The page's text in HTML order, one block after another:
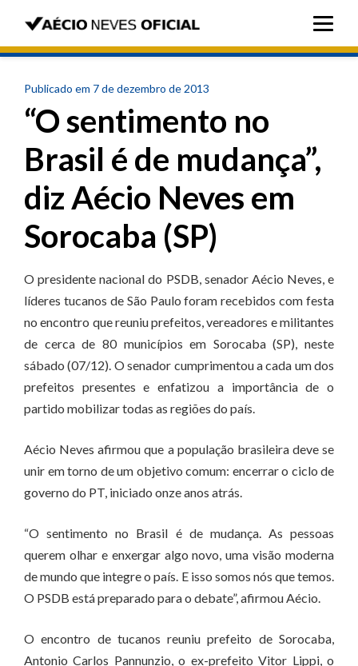
Publicado em 7 de dezembro de 2013
“O sentimento no
Brasil é de mudança”,
diz Aécio Neves em
Sorocaba (SP)
O presidente nacional do PSDB, senador Aécio Neves, e
líderes tucanos de São Paulo foram recebidos com festa
no encontro que reuniu prefeitos, vereadores e militantes
de cerca de 80 municípios em Sorocaba (SP), neste
sábado (07/12). O senador cumprimentou a cada um dos
prefeitos presentes e enfatizou a importância de o
partido mobilizar todas as regiões do país.
Aécio Neves afirmou que a população brasileira deve se
unir em torno de um objetivo comum: encerrar o ciclo de
governo do PT, iniciado onze anos atrás.
“O sentimento no Brasil é de mudança. As pessoas
querem olhar e enxergar algo novo, uma visão moderna
de mundo que integre o país. E isso somos nós que temos.
O PSDB está preparado para o debate”, afirmou Aécio.
O encontro de tucanos reuniu prefeito de Sorocaba,
Antonio Carlos Pannunzio, o ex-prefeito Vitor Lippi, o